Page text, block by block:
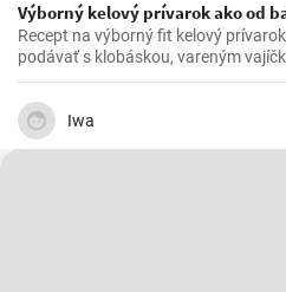
Výborný kelový prívarok ako od
Recept na výborný fit kelový
podávať s klobáskou, vareným
Iwa